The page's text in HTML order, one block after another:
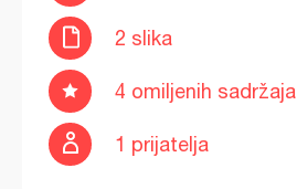
2 slika
4 omiljenih sadržaja
1 prijatelja